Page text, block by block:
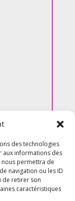
des technologies
aux informations des
nous permettra de
navigation ou les ID
de retirer son
caractéristiques